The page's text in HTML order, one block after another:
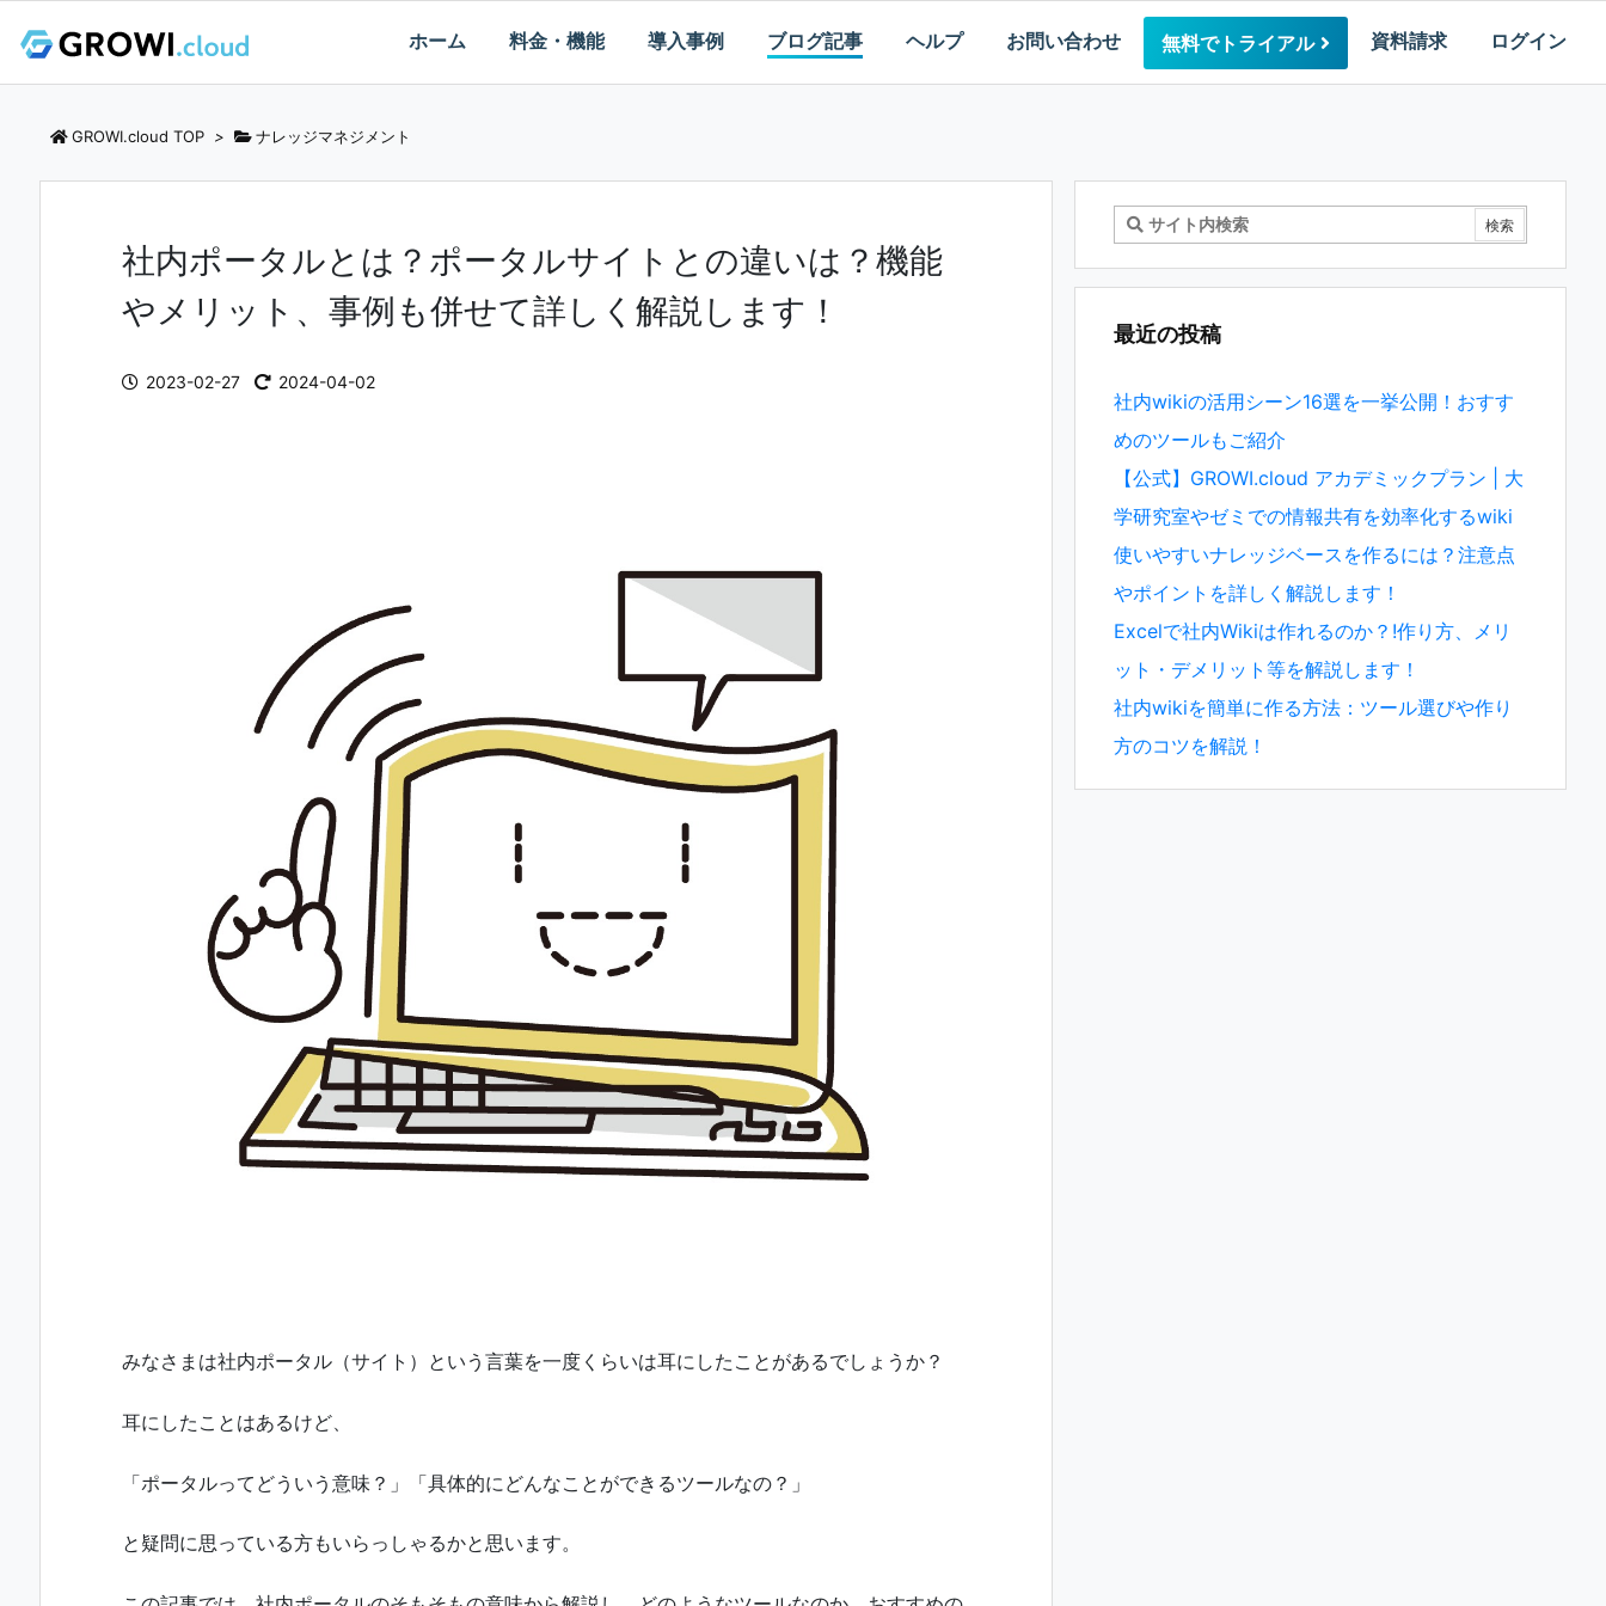
ホーム 料金・機能 導入事例 ブログ記事 ヘルプ お問い合わせ 無料でトライアル 資料請求 ログイン
GROWI.cloud TOP > ナレッジマネジメント
社内ポータルとは？ポータルサイトとの違いは？機能
やメリット、事例も併せて詳しく解説します！
2023-02-27 2024-04-02
みなさまは社内ポータル（サイト）という言葉を一度くらいは耳にしたことがあるでしょうか？
耳にしたことはあるけど、
「ポータルってどういう意味？」「具体的にどんなことができるツールなの？」
と疑問に思っている方もいらっしゃるかと思います。
最近の投稿
社内wikiの活用シーン16選を一挙公開！おすす
めのツールもご紹介
【公式】GROWI.cloud アカデミックプラン | 大
学研究室やゼミでの情報共有を効率化するwiki
使いやすいナレッジベースを作るには？注意点
やポイントを詳しく解説します！
Excelで社内Wikiは作れるのか？!作り方、メリ
ット・デメリット等を解説します！
社内wikiを簡単に作る方法：ツール選びや作り
方のコツを解説！